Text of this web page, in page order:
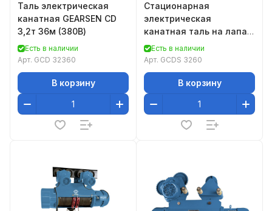
Таль электрическая
канатная GEARSEN CD
3,2т 36м (380В)
Есть в наличии
Арт. GCD 32360
В корзину
Стационарная
электрическая
канатная таль на лапах
GEARSEN CDS 3260
Есть в наличии
Арт. GCDS 3260
В корзину